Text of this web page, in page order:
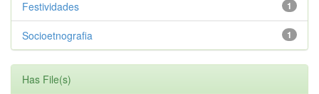
1
Festividades
1
Socioetnografia
Has File(s)